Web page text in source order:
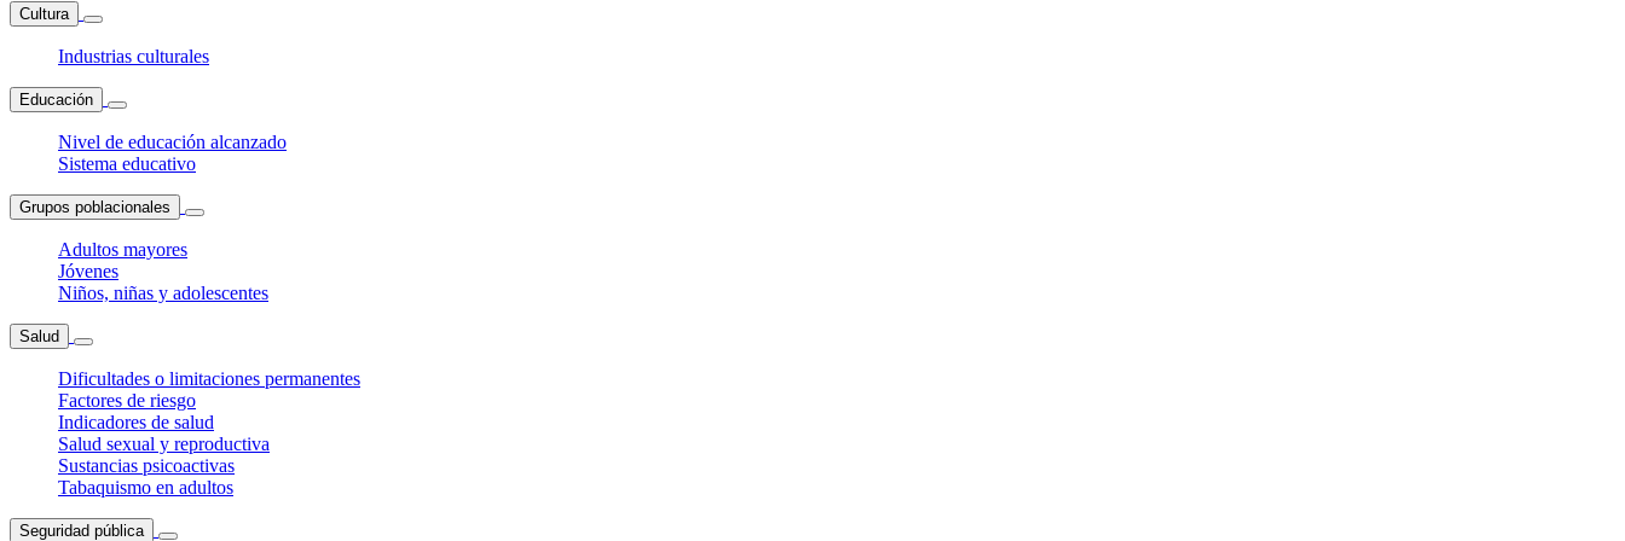
Cultura
Industrias culturales
Educación
Nivel de educación alcanzado
Sistema educativo
Grupos poblacionales
Adultos mayores
Jóvenes
Niños, niñas y adolescentes
Salud
Dificultades o limitaciones permanentes
Factores de riesgo
Indicadores de salud
Salud sexual y reproductiva
Sustancias psicoactivas
Tabaquismo en adultos
Seguridad pública